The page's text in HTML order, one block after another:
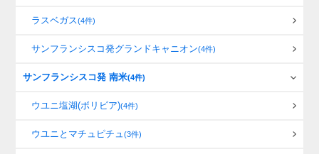
ラスベガス(4件)
サンフランシスコ発グランドキャニオン(4件)
サンフランシスコ発 南米(4件)
ウユニ塩湖(ボリビア)(4件)
ウユニとマチュピチュ(3件)